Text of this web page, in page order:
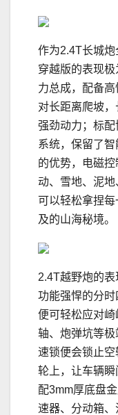
作为2.4T长城
穿越版的表现
力总成，配备
对长距离爬坡
强劲动力；标
系统，保留了
的优势，电磁
动、雪地、泥地
可以轻松拿捏
及的山海秘境。
2.4T越野炮的
功能强悍的分时
便可轻松应对
轴、炮弹坑等
速锁便会锁止
轮上，让车辆
配3mm厚底盘
速器、分动箱